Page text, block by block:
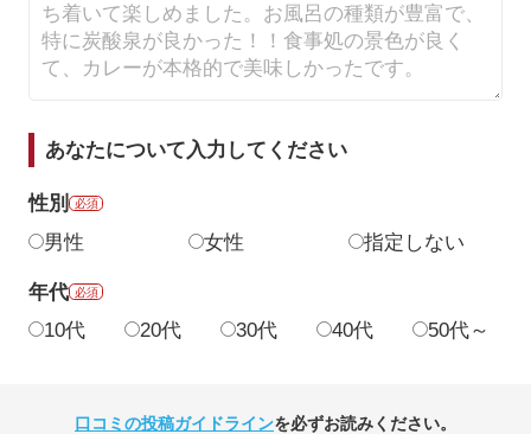
あなたについて入力してください
性別 必須
男性 女性 指定しない
年代 必須
10代 20代 30代 40代 50代～
口コミの投稿ガイドラインを必ずお読みください。